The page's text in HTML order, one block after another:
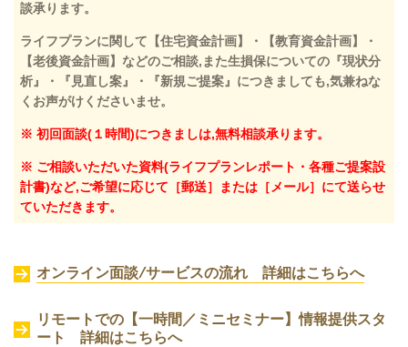
談承ります。
ライフプランに関して【住宅資金計画】・【教育資金計画】・
【老後資金計画】などのご相談,また生損保についての『現状分
析』・『見直し案』・『新規ご提案』につきましても,気兼ねな
くお声がけくださいませ。
※ 初回面談(１時間)につきましは,無料相談承ります。
※ ご相談いただいた資料(ライフプランレポート・各種ご提案設
計書)など,ご希望に応じて［郵送］または［メール］にて送らせ
ていただきます。
オンライン面談/サービスの流れ 詳細はこちらへ
リモートでの【一時間／ミニセミナー】情報提供スタ
ート 詳細はこちらへ